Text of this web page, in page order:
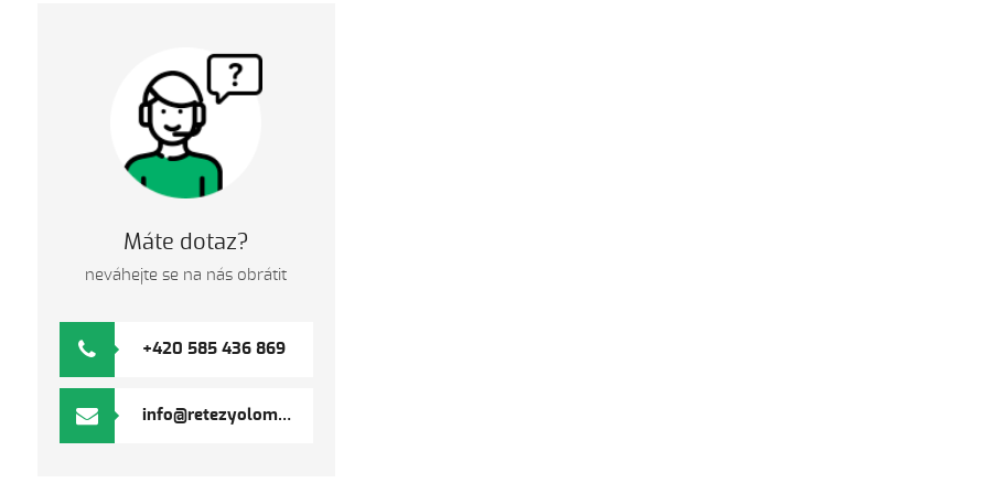
Máte dotaz?
neváhejte se na nás obrátit
+420 585 436 869
info@retezyolomouc.cz